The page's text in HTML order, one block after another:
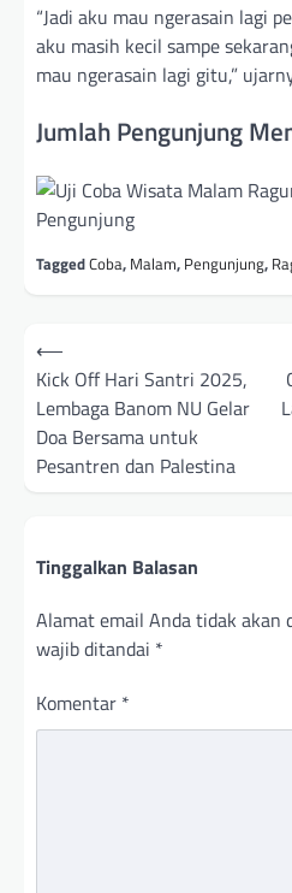
“Jadi aku mau ngerasain lagi
aku masih kecil sampe
mau ngerasain lagi gitu,”
Jumlah Pengunjung
TaggedCoba, Malam, Pengunjung,
Navigasi
pos
⟵
Kick Off Hari Santri 2025,
Lembaga Banom NU Gelar
Doa Bersama untuk
Pesantren dan Palestina
Tinggalkan Balasan
Alamat email Anda tidak akan
wajib ditandai *
Komentar *